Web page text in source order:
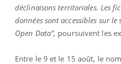
déclinaisons territoriales. Les
données sont accessibles sur
Open Data", poursuivent les
Entre le 9 et le 15 août, le